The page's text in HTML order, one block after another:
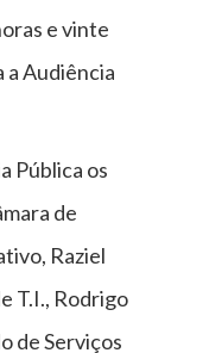
e vinte
a Audiência
Pública os
de
Raziel
T.I., Rodrigo
de Serviços